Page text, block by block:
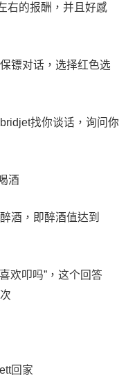
右的报酬，并且好感
镖对话，选择红色选
找你谈话，询问你
酒
酒，即醉酒值达到
欢叩吗”，这个回答
回家